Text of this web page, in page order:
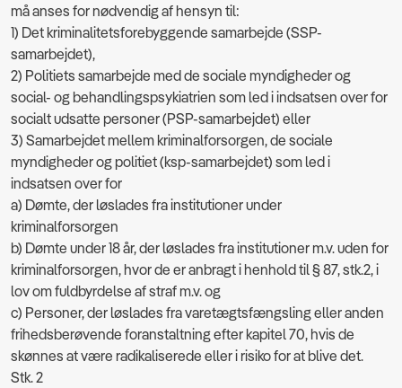
må anses for nødvendig af hensyn til:
1) Det kriminalitetsforebyggende samarbejde (SSP-
samarbejdet),
2) Politiets samarbejde med de sociale myndigheder og
social- og behandlingspsykiatrien som led i indsatsen over for
socialt udsatte personer (PSP-samarbejdet) eller
3) Samarbejdet mellem kriminalforsorgen, de sociale
myndigheder og politiet (ksp-samarbejdet) som led i
indsatsen over for
a) Dømte, der løslades fra institutioner under
kriminalforsorgen
b) Dømte under 18 år, der løslades fra institutioner m.v. uden for
kriminalforsorgen, hvor de er anbragt i henhold til § 87, stk.2, i
lov om fuldbyrdelse af straf m.v. og
c) Personer, der løslades fra varetægtsfængsling eller anden
frihedsberøvende foranstaltning efter kapitel 70, hvis de
skønnes at være radikaliserede eller i risiko for at blive det.
Stk. 2